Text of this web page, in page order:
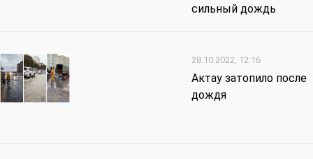
сильный дождь
28.10.2022, 12:16
Актау затопило после
дождя